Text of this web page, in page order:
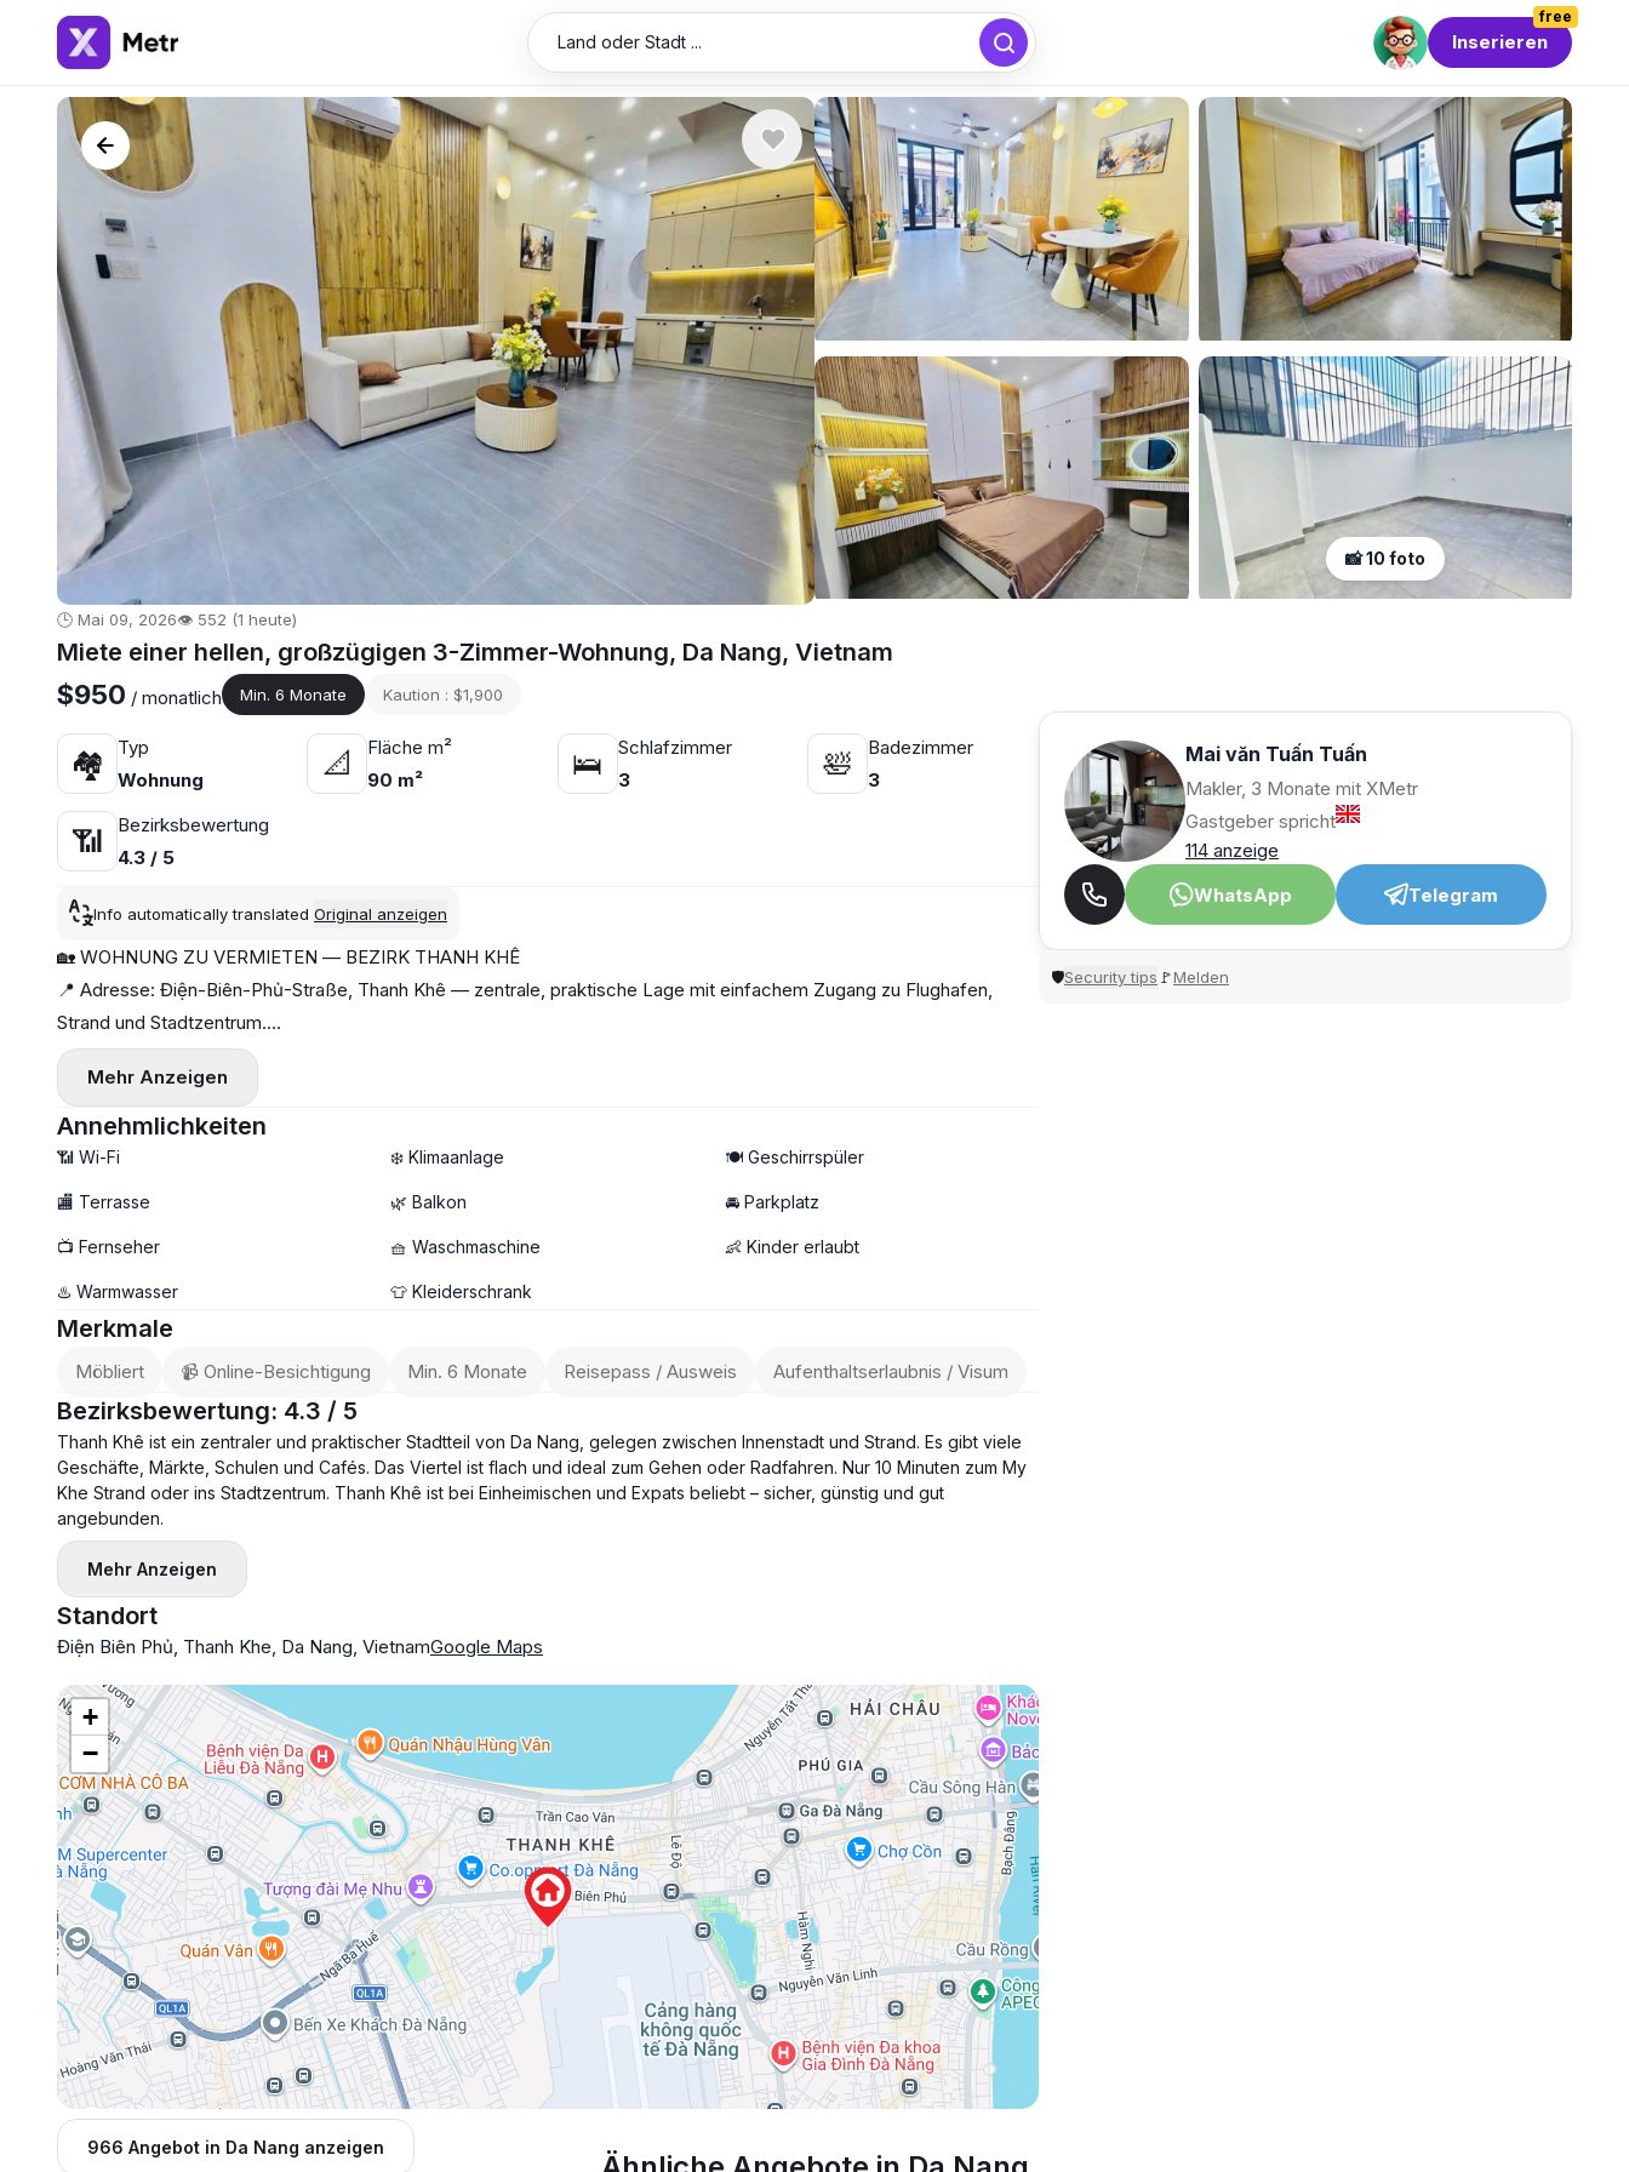
Land oder Stadt ...
free
Inserieren
📸 10 foto
🕒 Mai 09, 2026👁️ 552 (1 heute)
Miete einer hellen, großzügigen 3-Zimmer-Wohnung, Da Nang, Vietnam
$950 / monatlich Min. 6 Monate Kaution : $1,900
🏘
Typ
Wohnung
📐
Fläche m²
90 m²
🛌
Schlafzimmer
3
🛀
Badezimmer
3
📶
Bezirksbewertung
4.3 / 5
Info automatically translated Original anzeigen
🏡 WOHNUNG ZU VERMIETEN — BEZIRK THANH KHÊ
📍 Adresse: Điện-Biên-Phủ-Straße, Thanh Khê — zentrale, praktische Lage mit einfachem Zugang zu Flughafen,
Strand und Stadtzentrum.
🛏 Haus mit 3 Schlafzimmern
🌞 Heller und geräumiger Wohnbereich
🛋 Vollmöbliert — einfach den Koffer mitbringen!
💰 Preis: 25.000.000 VND/Monat
📆 Mietdauer: mindestens 6–12 Monate
📅 Verfügbar ab 26. Mai
✨ Geeignet für Familien, Berufstätige oder Langzeitaufenthalte in Da Nang.
Mehr Anzeigen
Annehmlichkeiten
📶 Wi-Fi ❄️ Klimaanlage 🍽️ Geschirrspüler
🏬 Terrasse 🌿 Balkon 🚘 Parkplatz
📺 Fernseher 🧺 Waschmaschine 👶 Kinder erlaubt
♨️ Warmwasser 👕 Kleiderschrank
Merkmale
Möbliert 📹 Online-Besichtigung Min. 6 Monate Reisepass / Ausweis Aufenthaltserlaubnis / Visum
Bezirksbewertung: 4.3 / 5
Thanh Khê ist ein zentraler und praktischer Stadtteil von Da Nang, gelegen zwischen Innenstadt und Strand. Es gibt viele
Geschäfte, Märkte, Schulen und Cafés. Das Viertel ist flach und ideal zum Gehen oder Radfahren. Nur 10 Minuten zum My
Khe Strand oder ins Stadtzentrum. Thanh Khê ist bei Einheimischen und Expats beliebt – sicher, günstig und gut
angebunden.
Mehr Anzeigen
Standort
Điện Biên Phủ, Thanh Khe, Da Nang, VietnamGoogle Maps
+
−
966 Angebot in Da Nang anzeigen
Mai văn Tuấn Tuấn
Makler, 3 Monate mit XMetr
Gastgeber spricht
114 anzeige
WhatsApp
Telegram
🛡Security tips 🚩Melden